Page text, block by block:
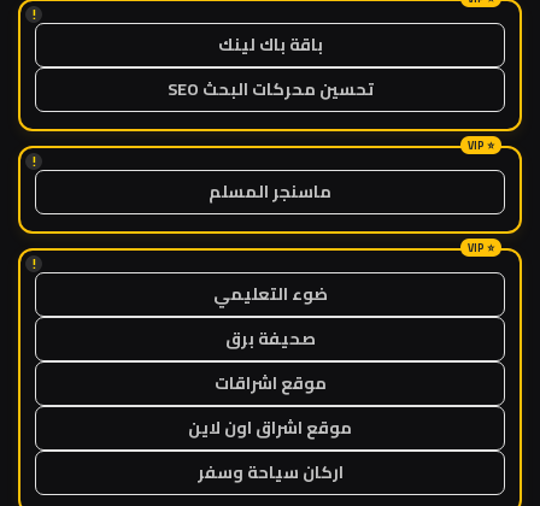
!
باقة باك لينك
تحسين محركات البحث SEO
!
ماسنجر المسلم
!
ضوء التعليمي
صحيفة برق
موقع اشراقات
موقع اشراق اون لاين
اركان سياحة وسفر